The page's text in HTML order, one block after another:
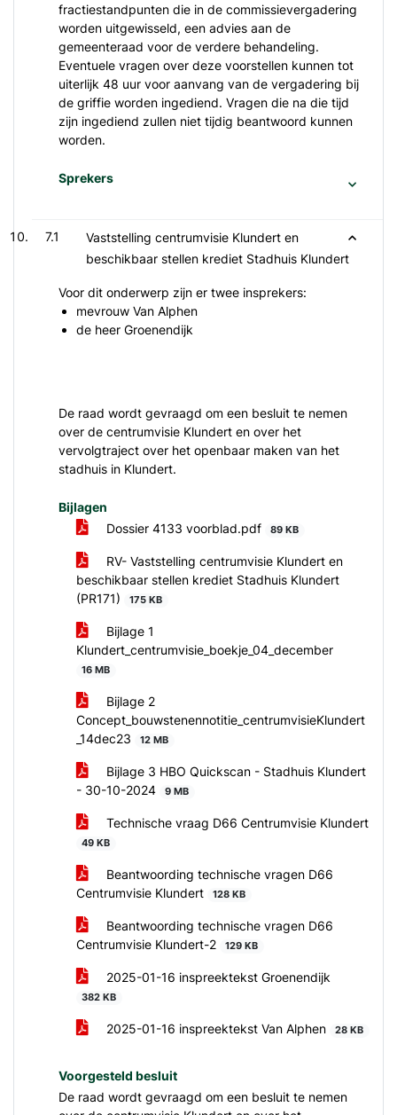
fractiestandpunten die in de commissievergadering
worden uitgewisseld, een advies aan de
gemeenteraad voor de verdere behandeling.
Eventuele vragen over deze voorstellen kunnen tot
uiterlijk 48 uur voor aanvang van de vergadering bij
de griffie worden ingediend. Vragen die na die tijd
zijn ingediend zullen niet tijdig beantwoord kunnen
worden.
Sprekers
7.1
Vaststelling centrumvisie Klundert en
beschikbaar stellen krediet Stadhuis Klundert
Voor dit onderwerp zijn er twee insprekers:
mevrouw Van Alphen
de heer Groenendijk
De raad wordt gevraagd om een besluit te nemen
over de centrumvisie Klundert en over het
vervolgtraject over het openbaar maken van het
stadhuis in Klundert.
Bijlagen
Dossier 4133 voorblad.pdf
89 KB
RV- Vaststelling centrumvisie Klundert en
beschikbaar stellen krediet Stadhuis Klundert
(PR171)
175 KB
Bijlage 1
Klundert_centrumvisie_boekje_04_december
16 MB
Bijlage 2
Concept_bouwstenennotitie_centrumvisieKlundert
_14dec23
12 MB
Bijlage 3 HBO Quickscan - Stadhuis Klundert
- 30-10-2024
9 MB
Technische vraag D66 Centrumvisie Klundert
49 KB
Beantwoording technische vragen D66
Centrumvisie Klundert
128 KB
Beantwoording technische vragen D66
Centrumvisie Klundert-2
129 KB
2025-01-16 inspreektekst Groenendijk
382 KB
2025-01-16 inspreektekst Van Alphen 28 KB
Voorgesteld besluit
De raad wordt gevraagd om een besluit te nemen